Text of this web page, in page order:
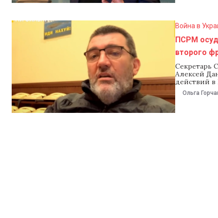
Война в
ПСРМ
второго
Секретарь
Алексей
действий в
Партия
Ольга